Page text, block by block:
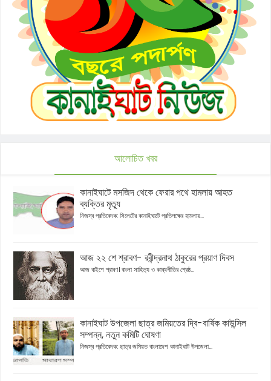
আলোচিত খবর
কানাইঘাটে মসজিদ থেকে ফেরার পথে হামলায় আহত
ব্যক্তির মৃত্যু
নিজস্ব প্রতিবেদক: সিলেটের কানাইঘাটে প্রতিপক্ষের হামলায়...
আজ ২২ শে শ্রাবণ- রবীন্দ্রনাথ ঠাকুরের প্রয়াণ দিবস
আজ বাইশে শ্রাবণ। বাংলা সাহিত্য ও কাব্যগীতির শ্রেষ্ঠ...
কানাইঘাট উপজেলা ছাত্র জমিয়তের দ্বি-বার্ষিক কাউন্সিল
সম্পন্ন, নতুন কমিটি ঘোষণা
নিজস্ব প্রতিবেদক: ছাত্র জমিয়ত বাংলাদেশ কানাইঘাট উপজেলা...